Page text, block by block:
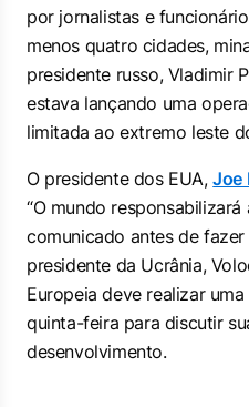
por jornalistas e
menos quatro cidades,
presidente russo, Vladimir
estava lançando uma
limitada ao extremo leste
O presidente dos EUA,Joe
“O mundo responsabilizará
comunicado antes de
presidente da Ucrânia,
Europeia deve realizar
quinta-feira para discutir
desenvolvimento.